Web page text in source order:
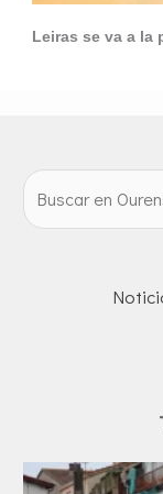
Leiras se va a la